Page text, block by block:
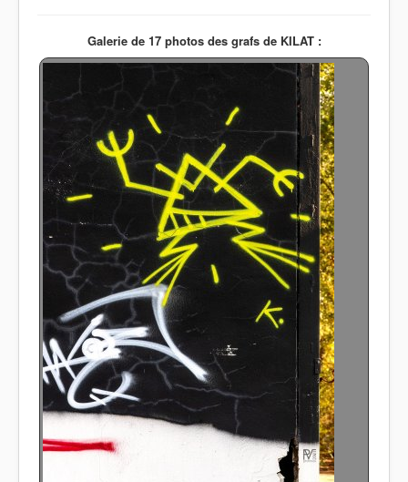
Galerie de 17 photos des grafs de KILAT :